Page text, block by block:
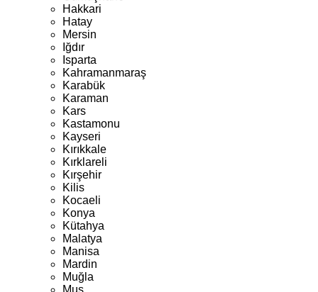
Hakkari
Hatay
Mersin
Iğdır
Isparta
Kahramanmaraş
Karabük
Karaman
Kars
Kastamonu
Kayseri
Kırıkkale
Kırklareli
Kırşehir
Kilis
Kocaeli
Konya
Kütahya
Malatya
Manisa
Mardin
Muğla
Muş